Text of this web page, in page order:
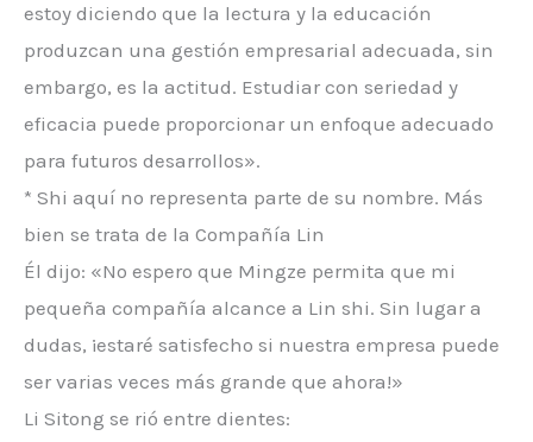
estoy diciendo que la lectura y la educación
produzcan una gestión empresarial adecuada, sin
embargo, es la actitud. Estudiar con seriedad y
eficacia puede proporcionar un enfoque adecuado
para futuros desarrollos».
* Shi aquí no representa parte de su nombre. Más
bien se trata de la Compañía Lin
Él dijo: «No espero que Mingze permita que mi
pequeña compañía alcance a Lin shi. Sin lugar a
dudas, ¡estaré satisfecho si nuestra empresa puede
ser varias veces más grande que ahora!»
Li Sitong se rió entre dientes: